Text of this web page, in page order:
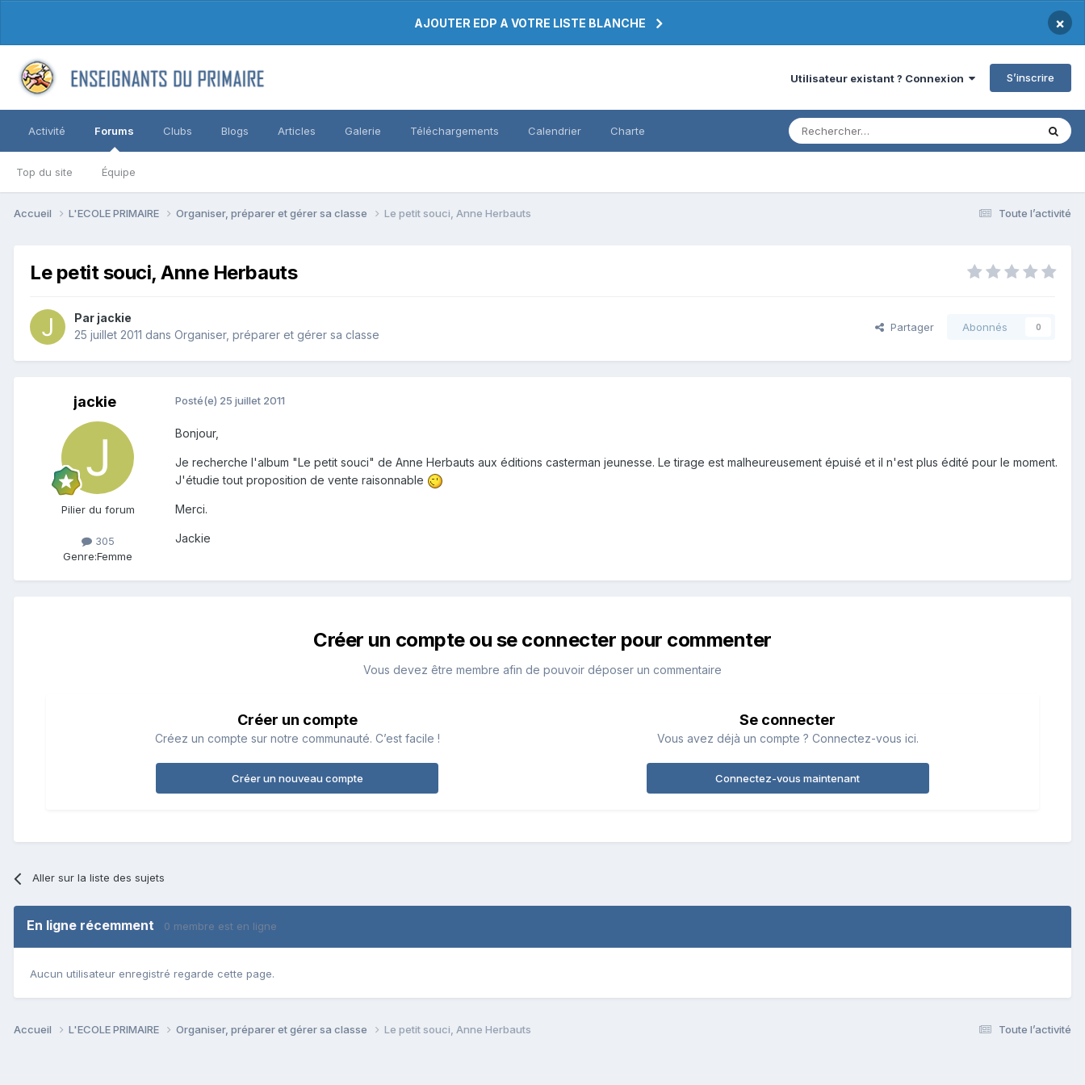
AJOUTER EDP A VOTRE LISTE BLANCHE ×
Utilisateur existant ? Connexion S’inscrire
Activité Forums
Top du site Équipe
Clubs Blogs Articles Galerie Téléchargements Calendrier Charte
Toute l’activité
Accueil L'ECOLE PRIMAIRE Organiser, préparer et gérer sa classe Le petit souci, Anne Herbauts
Le petit souci, Anne Herbauts
Par jackie
25 juillet 2011 dans Organiser, préparer et gérer sa classe
Partager Abonnés 0
jackie
Pilier du forum
305
Genre:Femme
Posté(e) 25 juillet 2011
Bonjour,
Je recherche l'album "Le petit souci" de Anne Herbauts aux éditions casterman jeunesse. Le tirage est malheureusement épuisé et il n'est plus édité pour le moment.
J'étudie tout proposition de vente raisonnable
Merci.
Jackie
Créer un compte ou se connecter pour commenter
Vous devez être membre afin de pouvoir déposer un commentaire
Créer un compte
Créez un compte sur notre communauté. C’est facile !
Créer un nouveau compte
Se connecter
Vous avez déjà un compte ? Connectez-vous ici.
Connectez-vous maintenant
Aller sur la liste des sujets
En ligne récemment 0 membre est en ligne
Aucun utilisateur enregistré regarde cette page.
Toute l’activité
Accueil L'ECOLE PRIMAIRE Organiser, préparer et gérer sa classe Le petit souci, Anne Herbauts